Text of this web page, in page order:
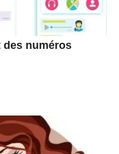
des numéros